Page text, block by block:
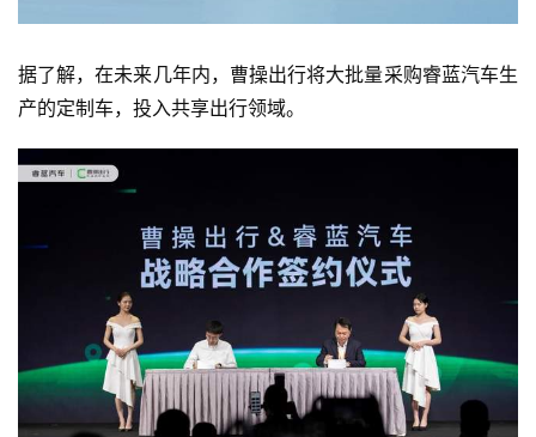
据了解，在未来几年内，曹操出行将大批量采购睿蓝汽车生
产的定制车，投入共享出行领域。